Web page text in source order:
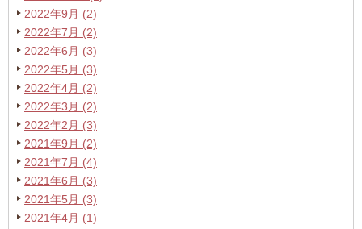
2022年9月 (2)
2022年7月 (2)
2022年6月 (3)
2022年5月 (3)
2022年4月 (2)
2022年3月 (2)
2022年2月 (3)
2021年9月 (2)
2021年7月 (4)
2021年6月 (3)
2021年5月 (3)
2021年4月 (1)